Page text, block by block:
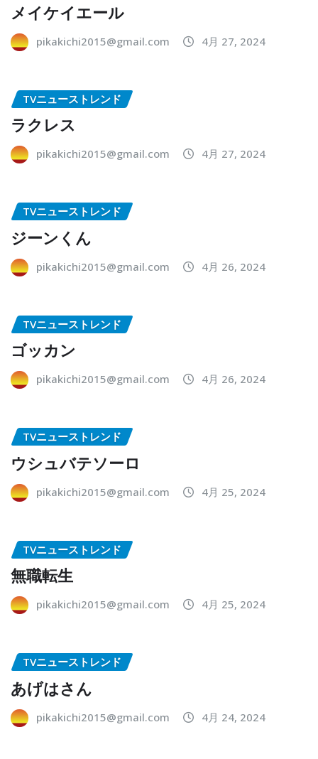
メイケイエール
pikakichi2015@gmail.com 4月 27, 2024
TVニューストレンド
ラクレス
pikakichi2015@gmail.com 4月 27, 2024
TVニューストレンド
ジーンくん
pikakichi2015@gmail.com 4月 26, 2024
TVニューストレンド
ゴッカン
pikakichi2015@gmail.com 4月 26, 2024
TVニューストレンド
ウシュバテソーロ
pikakichi2015@gmail.com 4月 25, 2024
TVニューストレンド
無職転生
pikakichi2015@gmail.com 4月 25, 2024
TVニューストレンド
あげはさん
pikakichi2015@gmail.com 4月 24, 2024